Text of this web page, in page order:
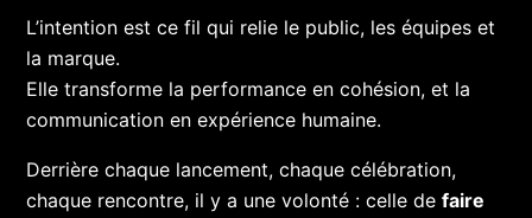
L’intention est ce fil qui relie le public, les équipes et
la marque.
Elle transforme la performance en cohésion,et la
communication en expérience humaine.
Derrière chaque lancement, chaque célébration,
chaque rencontre, il y a une volonté : celle defaire